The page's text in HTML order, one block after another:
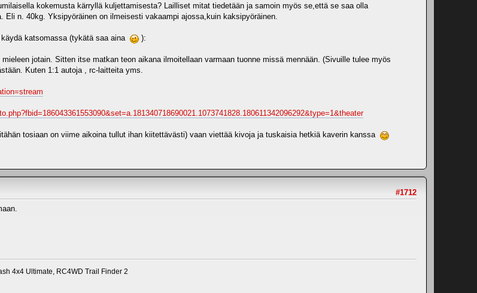
kokemusta kärryllä kuljettamisesta? Lailliset mitat tiedetään ja samoin myös se,että se saa olla
Eli n. 40kg. Yksipyöräinen on ilmeisesti vakaampi ajossa,kuin kaksipyöräinen.
katsomassa (tykätä saa aina ):
jotain. Sitten itse matkan teon aikana ilmoitellaan varmaan tuonne missä mennään. (Sivuille tulee myös
Kuten 1:1 autoja , rc-laitteita yms.
tosiaan on viime aikoina tullut ihan kiitettävästi) vaan viettää kivoja ja tuskaisia hetkiä kaverin kanssa
#1712
4x4 Ultimate, RC4WD Trail Finder 2